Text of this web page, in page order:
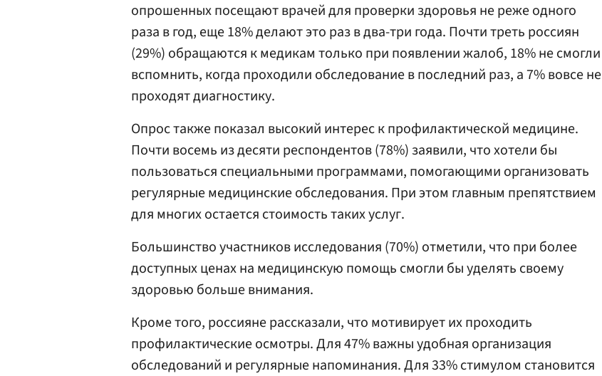
опрошенных посещают врачей для проверки здоровья не реже одного
раза в год, еще 18% делают это раз в два-три года. Почти треть россиян
(29%) обращаются к медикам только при появлении жалоб, 18% не смогли
вспомнить, когда проходили обследование в последний раз, а 7% вовсе не
проходят диагностику.
Опрос также показал высокий интерес к профилактической медицине.
Почти восемь из десяти респондентов (78%) заявили, что хотели бы
пользоваться специальными программами, помогающими организовать
регулярные медицинские обследования. При этом главным препятствием
для многих остается стоимость таких услуг.
Большинство участников исследования (70%) отметили, что при более
доступных ценах на медицинскую помощь смогли бы уделять своему
здоровью больше внимания.
Кроме того, россияне рассказали, что мотивирует их проходить
профилактические осмотры. Для 47% важны удобная организация
обследований и регулярные напоминания. Для 33% стимулом становится